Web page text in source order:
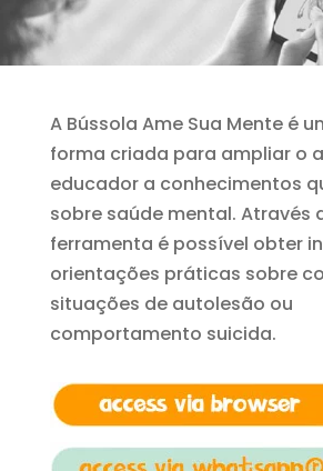
A Bússola Ame Sua Mente é
forma criada para ampliar o
educador a conhecimentos
sobre saúde mental. Através
ferramenta é possível obter
orientações práticas sobre
situações de autolesão ou
comportamento suicida.